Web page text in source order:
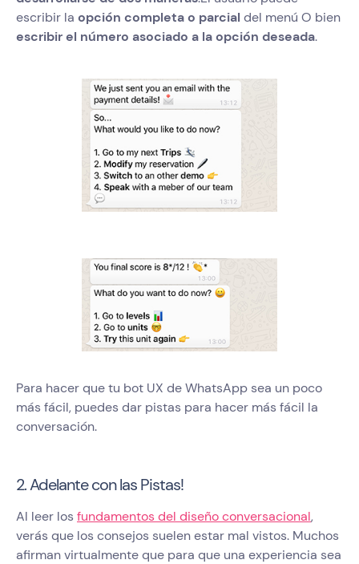
escribir la opción completa o parcial del menú O bien
escribir el número asociado a la opción deseada.
Para hacer que tu bot UX de WhatsApp sea un poco
más fácil, puedes dar pistas para hacer más fácil la
conversación.
2. Adelante con las Pistas!
Al leer los fundamentos del diseño conversacional,
verás que los consejos suelen estar mal vistos. Muchos
afirman virtualmente que para que una experiencia sea